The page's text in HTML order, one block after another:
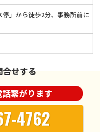
停」から徒歩2分、事務所前に
合せする
話繋がります
4762